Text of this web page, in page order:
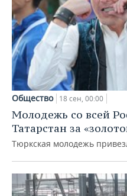
Общество 18 сен, 00:00
Молодежь со всей
Татарстан за
Тюркская молодежь